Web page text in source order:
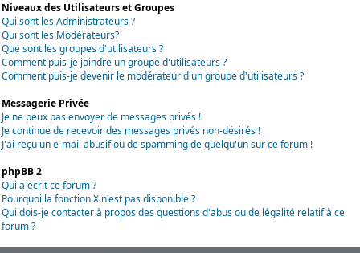
Niveaux des Utilisateurs et Groupes
Qui sont les Administrateurs ?
Qui sont les Modérateurs?
Que sont les groupes d'utilisateurs ?
Comment puis-je joindre un groupe d'utilisateurs ?
Comment puis-je devenir le modérateur d'un groupe d'utilisateurs ?
Messagerie Privée
Je ne peux pas envoyer de messages privés !
Je continue de recevoir des messages privés non-désirés !
J'ai reçu un e-mail abusif ou de spamming de quelqu'un sur ce forum !
phpBB 2
Qui a écrit ce forum ?
Pourquoi la fonction X n'est pas disponible ?
Qui dois-je contacter à propos des questions d'abus ou de légalité relatif à ce
forum ?